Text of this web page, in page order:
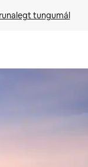
tungumál